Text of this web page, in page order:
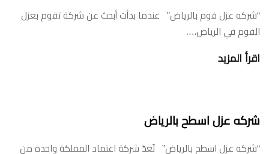
“شركه عزل فوم بالرياض” عندما بدأت أبحث عن شركة تقوم بعزل
الفوم في الرياض،…
اقرأ المزيد
شركه عزل اسطح بالرياض
“شركه عزل اسطح بالرياض” تُعدّ شركة اعتماد المملكة واحدة من